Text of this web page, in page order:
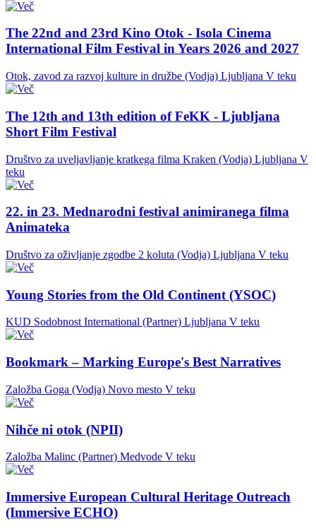
The 22nd and 23rd Kino Otok - Isola Cinema
International Film Festival in Years 2026 and 2027
Otok, zavod za razvoj kulture in družbe (Vodja) Ljubljana V teku
The 12th and 13th edition of FeKK - Ljubljana
Short Film Festival
Društvo za uveljavljanje kratkega filma Kraken (Vodja) Ljubljana V
teku
22. in 23. Mednarodni festival animiranega filma
Animateka
Društvo za oživljanje zgodbe 2 koluta (Vodja) Ljubljana V teku
Young Stories from the Old Continent (YSOC)
KUD Sodobnost International (Partner) Ljubljana V teku
Bookmark – Marking Europe's Best Narratives
Založba Goga (Vodja) Novo mesto V teku
Nihče ni otok (NPII)
Založba Malinc (Partner) Medvode V teku
Immersive European Cultural Heritage Outreach
(Immersive ECHO)